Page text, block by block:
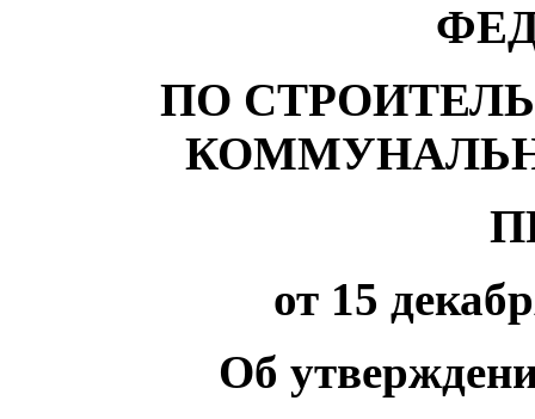
ПО
от 15
Об